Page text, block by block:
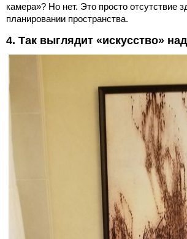
камера»? Но нет. Это просто отсутствие
планировании пространства.
4. Так выглядит «искусство»